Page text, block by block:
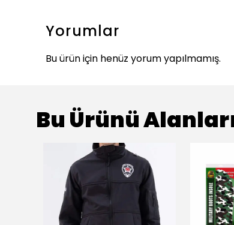
Yorumlar
Bu ürün için henüz yorum yapılmamış.
Bu Ürünü